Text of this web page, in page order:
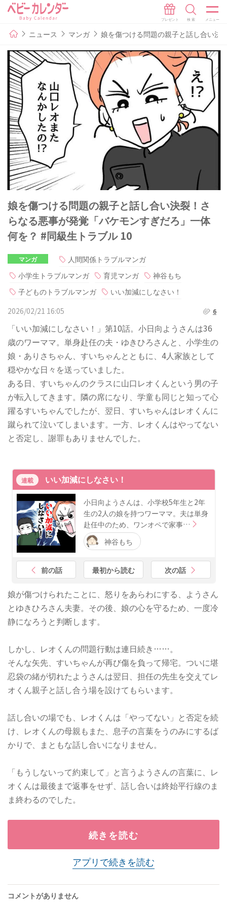
ニュース マンガ 娘を傷つける問題の親子と話し合い決
娘を傷つける問題の親子と話し合い決裂！さ
らなる悪事が発覚「バケモンすぎだろ」一体
何を？ #同級生トラブル 10
マンガ
人間関係トラブルマンガ
小学生トラブルマンガ
育児マンガ
神谷もち
子どものトラブルマンガ
いい加減にしなさい！
2026/02/21 16:05
6
「いい加減にしなさい！」第10話。小日向ようさんは36
歳のワーママ。単身赴任の夫・ゆきひろさんと、小学生の
娘・ありさちゃん、すいちゃんとともに、4人家族として
穏やかな日々を送っていました。
ある日、すいちゃんのクラスに山口レオくんという男の子
が転入してきます。隣の席になり、学童も同じと知って心
躍るすいちゃんでしたが、翌日、すいちゃんはレオくんに
蹴られて泣いてしまいます。一方、レオくんはやってない
と否定し、謝罪もありませんでした。
連載 いい加減にしなさい！
小日向ようさんは、小学校5年生と2年
生の2人の娘を持つワーママ。夫は単身
赴任中のため、ワンオペで家事…
神谷もち
前の話 最初から読む 次の話
娘が傷つけられたことに、怒りをあらわにする、ようさん
とゆきひろさん夫妻。その後、娘の心を守るため、一度冷
静になろうと判断します。
しかし、レオくんの問題行動は連日続き……。
そんな矢先、すいちゃんが再び傷を負って帰宅。ついに堪
忍袋の緒が切れたようさんは翌日、担任の先生を交えてレ
オくん親子と話し合う場を設けてもらいます。
話し合いの場でも、レオくんは「やってない」と否定を続
け、レオくんの母親もまた、息子の言葉をうのみにするば
かりで、まともな話し合いになりません。
「もうしないって約束して」と言うようさんの言葉に、レ
オくんは最後まで返事をせず、話し合いは終始平行線のま
ま終わるのでした。
続きを読む
アプリで続きを読む
コメントがありません